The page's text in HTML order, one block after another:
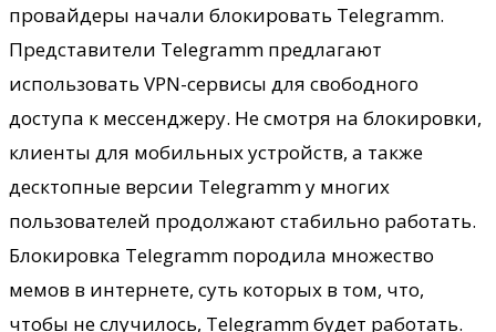
провайдеры начали блокировать Telegramm.
Представители Telegramm предлагают
использовать VPN-сервисы для свободного
доступа к мессенджеру. Не смотря на блокировки,
клиенты для мобильных устройств, а также
десктопные версии Telegramm у многих
пользователей продолжают стабильно работать.
Блокировка Telegramm породила множество
мемов в интернете, суть которых в том, что,
чтобы не случилось, Telegramm будет работать.